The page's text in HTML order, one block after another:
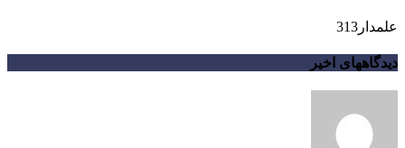
علمدار313
دیدگاههای اخیر